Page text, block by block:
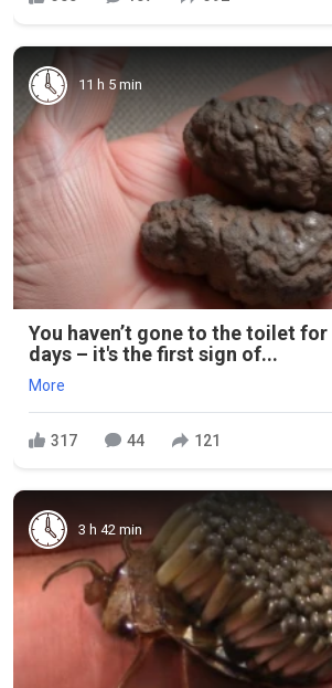
11 h 5 min
You haven’t gone to the toilet
days – it's the first sign of...
More
317 44 121
3 h 42 min